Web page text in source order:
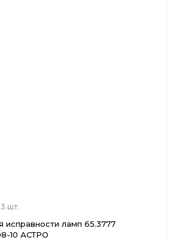
шт.
исправности ламп 65.3777
10 АСТРО